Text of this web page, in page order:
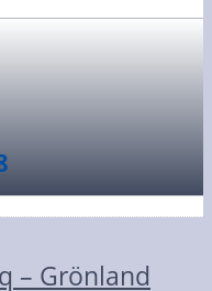
– Grönland